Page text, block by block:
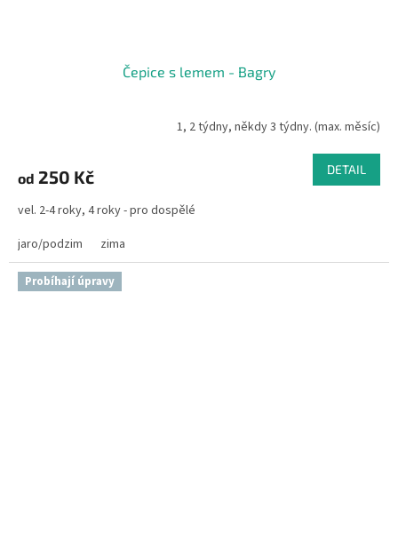
Čepice s lemem - Bagry
1, 2 týdny, někdy 3 týdny. (max. měsíc)
od 250 Kč DETAIL
vel. 2-4 roky, 4 roky - pro dospělé
jaro/podzim
zima
Probíhají úpravy